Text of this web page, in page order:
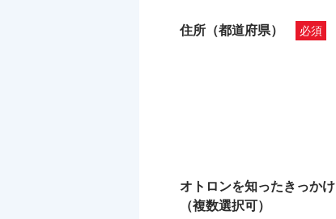
住所（都道府県）
オトロンを知ったきっかけ
（複数選択可）